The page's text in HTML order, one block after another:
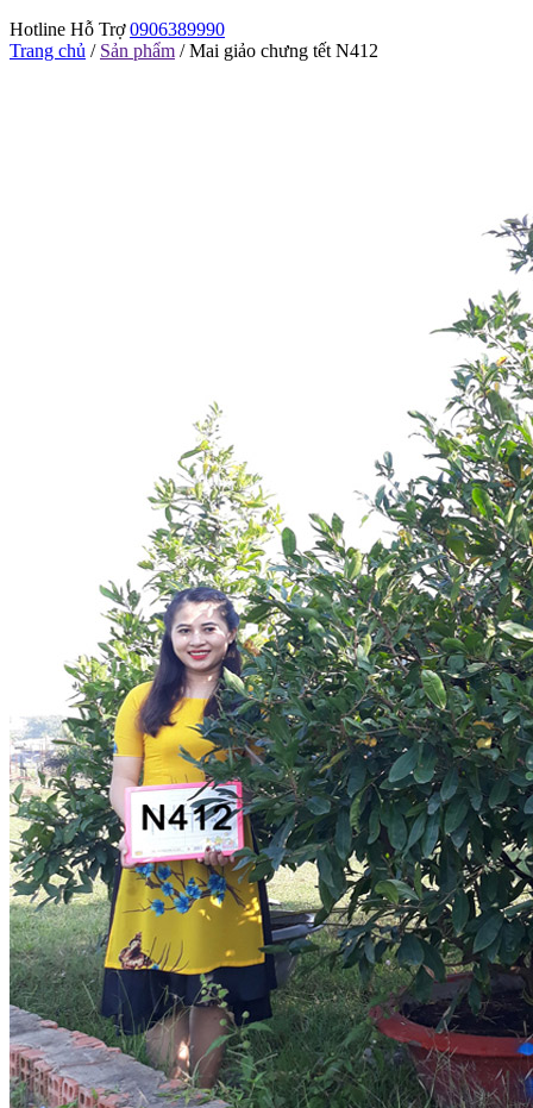
Hotline Hỗ Trợ 0906389990
Trang chủ / Sản phẩm / Mai giảo chưng tết N412